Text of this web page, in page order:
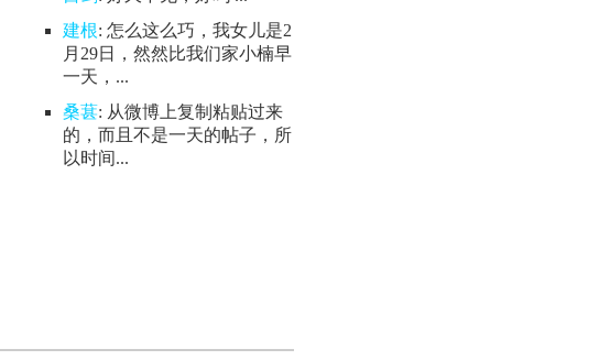
建根: 怎么这么巧，我女儿是2
月29日，然然比我们家小楠早
一天，...
桑葚: 从微博上复制粘贴过来
的，而且不是一天的帖子，所
以时间...